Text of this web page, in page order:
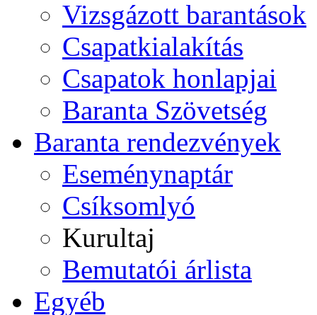
Vizsgázott barantások
Csapatkialakítás
Csapatok honlapjai
Baranta Szövetség
Baranta rendezvények
Eseménynaptár
Csíksomlyó
Kurultaj
Bemutatói árlista
Egyéb